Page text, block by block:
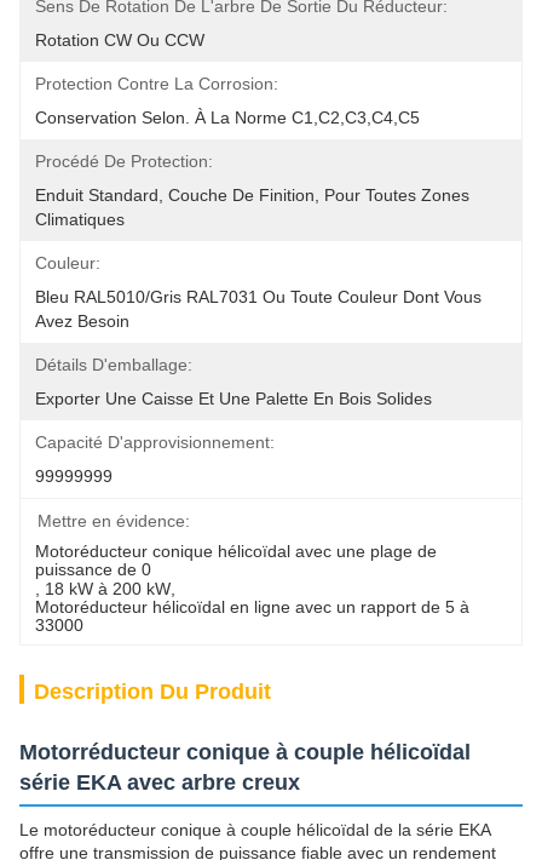
Sens De Rotation De L'arbre De Sortie Du Réducteur:
Rotation CW Ou CCW
Protection Contre La Corrosion:
Conservation Selon. À La Norme C1,C2,C3,C4,C5
Procédé De Protection:
Enduit Standard, Couche De Finition, Pour Toutes Zones
Climatiques
Couleur:
Bleu RAL5010/gris RAL7031 Ou Toute Couleur Dont Vous
Avez Besoin
Détails D'emballage:
Exporter Une Caisse Et Une Palette En Bois Solides
Capacité D'approvisionnement:
99999999
Mettre en évidence:
Motoréducteur conique hélicoïdal avec une plage de
puissance de 0
18 kW à 200 kW
Motoréducteur hélicoïdal en ligne avec un rapport de 5 à
33000
Description Du Produit
Motorréducteur conique à couple hélicoïdal
série EKA avec arbre creux
Le motoréducteur conique à couple hélicoïdal de la série EKA
offre une transmission de puissance fiable avec un rendement